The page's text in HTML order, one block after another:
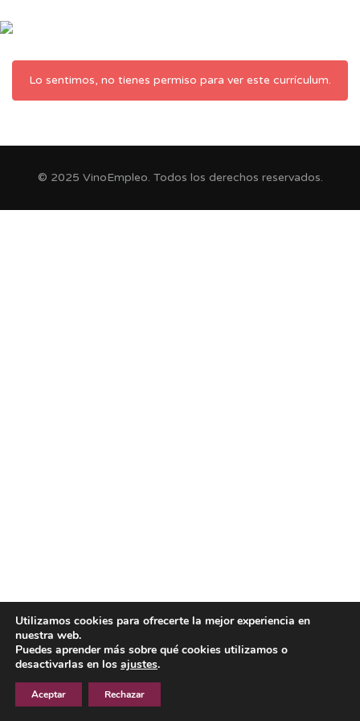
Lo sentimos, no tienes permiso para ver este currículum.
© 2025 VinoEmpleo. Todos los derechos reservados.
Utilizamos cookies para ofrecerte la mejor experiencia en
nuestra web.
Puedes aprender más sobre qué cookies utilizamos o
desactivarlas en los ajustes.
Aceptar Rechazar